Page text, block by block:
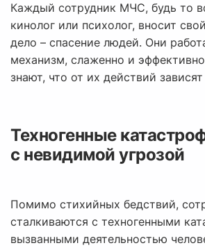
Каждый сотрудник МЧС, будь то
кинолог или психолог, вносит
дело – спасение людей. Они
механизм, слаженно и
знают, что от их действий
Техногенные
с невидимой угрозой
Помимо стихийных бедствий,
сталкиваются с техногенными
вызванными деятельностью